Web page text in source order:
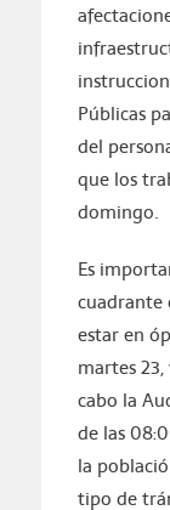
Públicas
del
que los
domingo.
Es
cuadrante
estar en
martes
cabo la
de las
la
tipo de